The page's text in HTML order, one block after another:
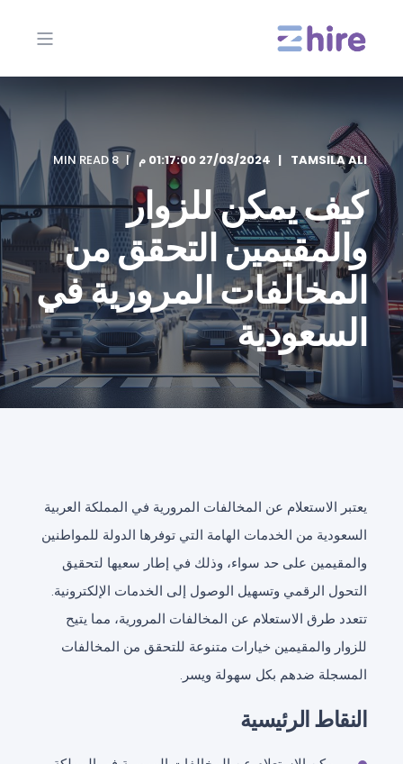
TAMSILA ALI 27/03/2024 01:17:00 م 8 MIN READ
كيف يمكن للزوار
والمقيمين التحقق من
المخالفات المرورية في
السعودية
يعتبر الاستعلام عن المخالفات المرورية في المملكة العربية
السعودية من الخدمات الهامة التي توفرها الدولة للمواطنين
والمقيمين على حد سواء، وذلك في إطار سعيها لتحقيق
التحول الرقمي وتسهيل الوصول إلى الخدمات الإلكترونية.
تتعدد طرق الاستعلام عن المخالفات المرورية، مما يتيح
للزوار والمقيمين خيارات متنوعة للتحقق من المخالفات
المسجلة ضدهم بكل سهولة ويسر.
النقاط الرئيسية